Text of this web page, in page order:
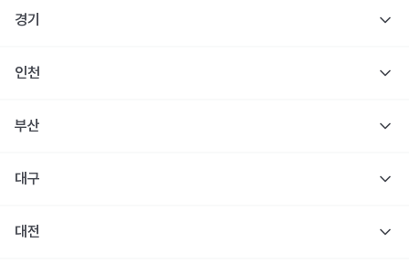
경기
인천
부산
대구
대전